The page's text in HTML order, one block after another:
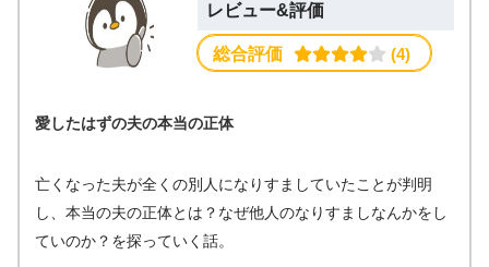
レビュー&評価
総合評価 (4)
愛したはずの夫の本当の正体
亡くなった夫が全くの別人になりすましていたことが判明
し、本当の夫の正体とは？なぜ他人のなりすましなんかをし
ていのか？を探っていく話。